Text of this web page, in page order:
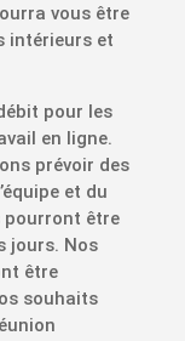
vous être
intérieurs et
pour les
en ligne.
prévoir des
et du
pourront être
jours. Nos
être
souhaits